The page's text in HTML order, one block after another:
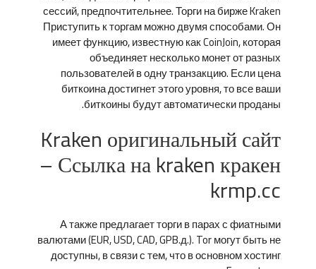
сессий, предпочтительнее. Торги на бирже Kraken
Приступить к торгам можно двумя способами. Он
имеет функцию, известную как CoinJoin, которая
объединяет несколько монет от разных
пользователей в одну транзакцию. Если цена
биткоина достигнет этого уровня, то все ваши
биткоины будут автоматически проданы.
Kraken оригинальный сайт
– Ссылка на kraken кракен
krmp.cc
А также предлагает торги в парах с фиатными
валютами (EUR, USD, CAD, GPB.д.). Tor могут быть не
доступны, в связи с тем, что в основном хостинг